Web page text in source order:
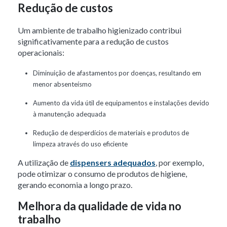
Redução de custos
Um ambiente de trabalho higienizado contribui
significativamente para a redução de custos
operacionais:
Diminuição de afastamentos por doenças, resultando em
menor absenteísmo
Aumento da vida útil de equipamentos e instalações devido
à manutenção adequada
Redução de desperdícios de materiais e produtos de
limpeza através do uso eficiente
A utilização de dispensers adequados, por exemplo,
pode otimizar o consumo de produtos de higiene,
gerando economia a longo prazo.
Melhora da qualidade de vida no
trabalho